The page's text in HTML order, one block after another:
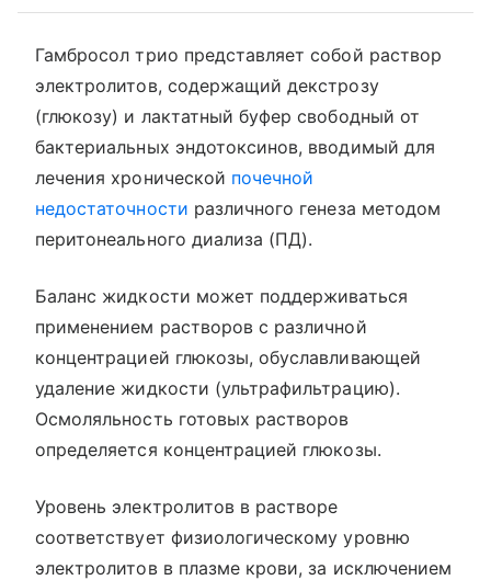
Гамбросол трио представляет собой раствор
электролитов, содержащий декстрозу
(глюкозу) и лактатный буфер свободный от
бактериальных эндотоксинов, вводимый для
лечения хронической почечной
недостаточности различного генеза методом
перитонеального диализа (ПД).
Баланс жидкости может поддерживаться
применением растворов с различной
концентрацией глюкозы, обуславливающей
удаление жидкости (ультрафильтрацию).
Осмоляльность готовых растворов
определяется концентрацией глюкозы.
Уровень электролитов в растворе
соответствует физиологическому уровню
электролитов в плазме крови, за исключением